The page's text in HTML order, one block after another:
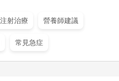
射治療 營養師建議
常見急症